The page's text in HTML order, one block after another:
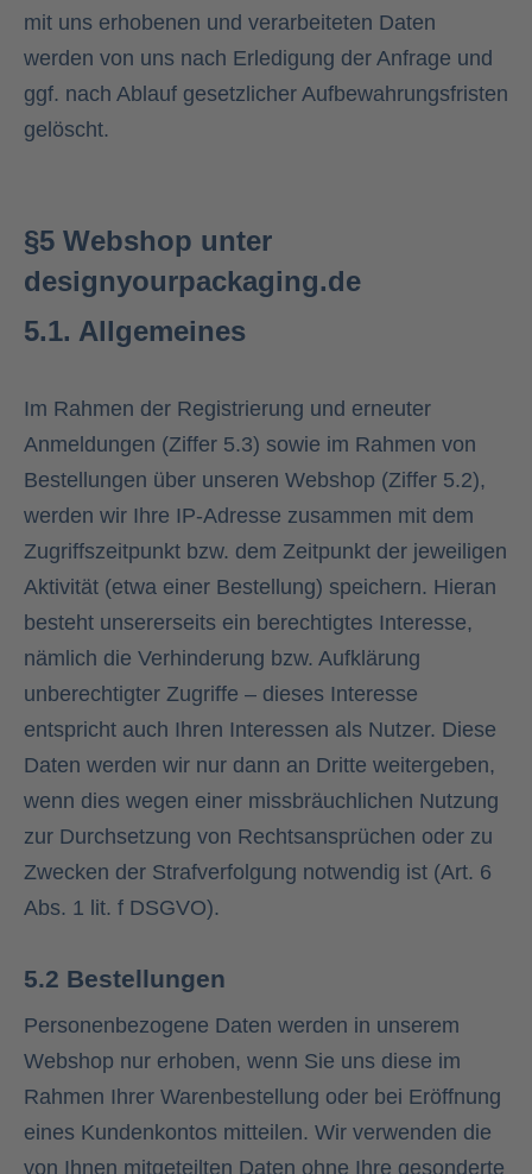
mit uns erhobenen und verarbeiteten Daten
werden von uns nach Erledigung der Anfrage und
ggf. nach Ablauf gesetzlicher Aufbewahrungsfristen
gelöscht.
§5 Webshop unter
designyourpackaging.de
5.1. Allgemeines
Im Rahmen der Registrierung und erneuter
Anmeldungen (Ziffer 5.3) sowie im Rahmen von
Bestellungen über unseren Webshop (Ziffer 5.2),
werden wir Ihre IP-Adresse zusammen mit dem
Zugriffszeitpunkt bzw. dem Zeitpunkt der jeweiligen
Aktivität (etwa einer Bestellung) speichern. Hieran
besteht unsererseits ein berechtigtes Interesse,
nämlich die Verhinderung bzw. Aufklärung
unberechtigter Zugriffe – dieses Interesse
entspricht auch Ihren Interessen als Nutzer. Diese
Daten werden wir nur dann an Dritte weitergeben,
wenn dies wegen einer missbräuchlichen Nutzung
zur Durchsetzung von Rechtsansprüchen oder zu
Zwecken der Strafverfolgung notwendig ist (Art. 6
Abs. 1 lit. f DSGVO).
5.2 Bestellungen
Personenbezogene Daten werden in unserem
Webshop nur erhoben, wenn Sie uns diese im
Rahmen Ihrer Warenbestellung oder bei Eröffnung
eines Kundenkontos mitteilen. Wir verwenden die
von Ihnen mitgeteilten Daten ohne Ihre gesonderte